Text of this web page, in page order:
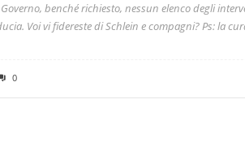
benché richiesto, nessun elenco degli
Voi vi fidereste di Schlein e compagni? Ps: la
0